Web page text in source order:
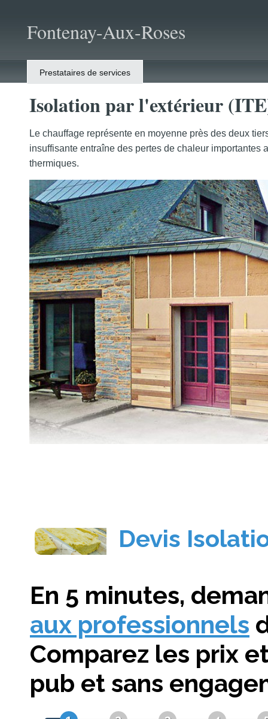
Fontenay-Aux-Roses
Prestataires de services
Isolation par l'extérieur
Le chauffage représente en moyenne près des deux
insuffisante entraîne des pertes de chaleur importantes
thermiques.